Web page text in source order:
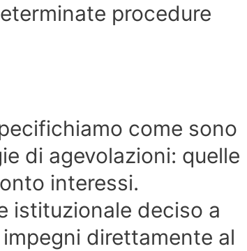
procedure
come sono
di agevolazioni: quelle
interessi.
istituzionale deciso a
direttamente al